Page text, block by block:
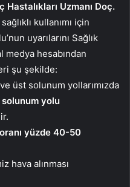
Uzmanı Doç.
kullanımı için
uyarılarını Sağlık
medya hesabından
şu şekilde:
üst solunum yollarımızda
yolu
yüzde 40-50
hava alınması